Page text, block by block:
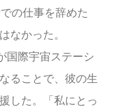
の仕事を辞めた
なかった。
際宇宙ステーシ
ることで、彼の生
した。「私にとっ